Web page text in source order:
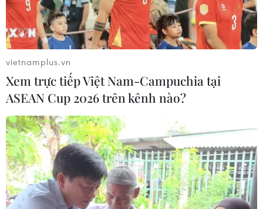
Việt Nam giành Huy chương
Vàng Giải vô địch Cờ vua trẻ châu Á 2024
vietnamplus.vn
Xem trực tiếp Việt Nam-Campuchia tại
ASEAN Cup 2026 trên kênh nào?